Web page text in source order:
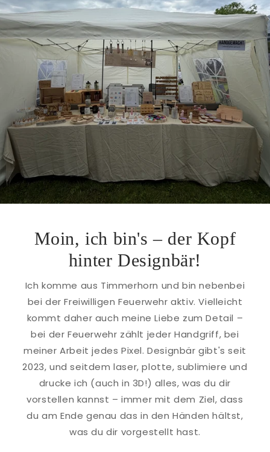
Moin, ich bin's – der Kopf
hinter Designbär!
Ich komme aus Timmerhorn und bin nebenbei
bei der Freiwilligen Feuerwehr aktiv. Vielleicht
kommt daher auch meine Liebe zum Detail –
bei der Feuerwehr zählt jeder Handgriff, bei
meiner Arbeit jedes Pixel. Designbär gibt's seit
2023, und seitdem laser, plotte, sublimiere und
drucke ich (auch in 3D!) alles, was du dir
vorstellen kannst – immer mit dem Ziel, dass
du am Ende genau das in den Händen hältst,
was du dir vorgestellt hast.